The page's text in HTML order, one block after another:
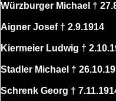
Würzburger Michael †
Aigner Josef † 2.9.1914
Kiermeier Ludwig †
Stadler Michael †
Schrenk Georg †